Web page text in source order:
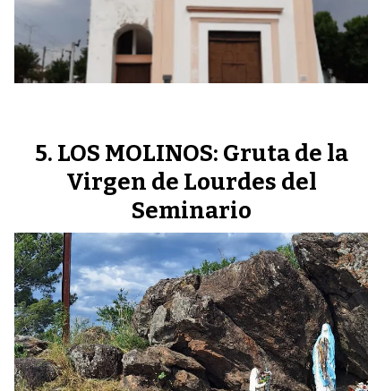
LOS MOLINOS: Gruta de la
Virgen de Lourdes del
Seminario